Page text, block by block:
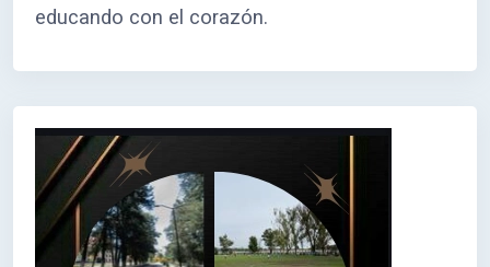
educando con el corazón.